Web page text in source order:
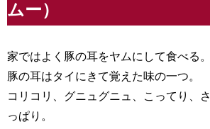
ムー）
家ではよく豚の耳をヤムにして食べる。
豚の耳はタイにきて覚えた味の一つ。
コリコリ、グニュグニュ、こってり、さ
っぱり。